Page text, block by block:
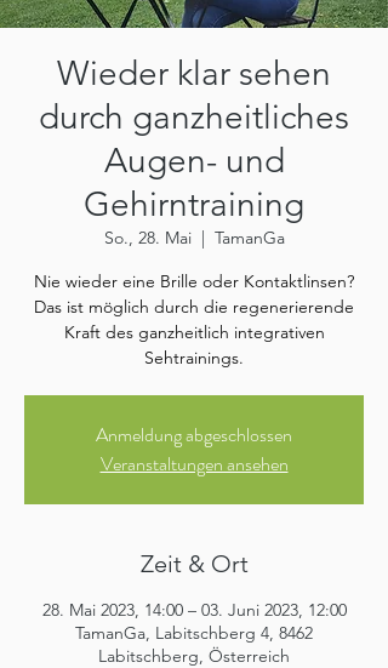
Wieder klar sehen
durch ganzheitliches
Augen- und
Gehirntraining
So., 28. Mai
  |
TamanGa
Nie wieder eine Brille oder Kontaktlinsen?
Das ist möglich durch die regenerierende
Kraft des ganzheitlich integrativen
Sehtrainings.
Anmeldung abgeschlossen
Veranstaltungen ansehen
Zeit & Ort
28. Mai 2023, 14:00 – 03. Juni 2023, 12:00
TamanGa, Labitschberg 4, 8462
Labitschberg, Österreich